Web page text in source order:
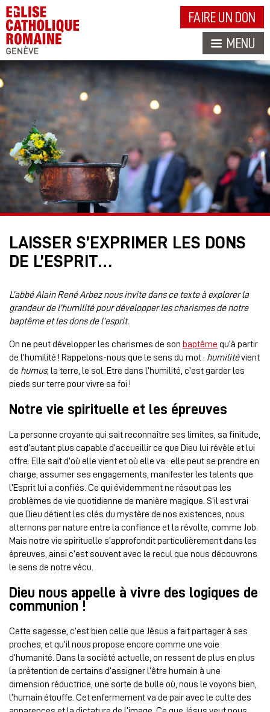
FAIRE UN DON
MENU
LAISSER S’EXPRIMER LES DONS
DE L’ESPRIT…
L’abbé Alain René Arbez nous invite dans ce texte à explorer la
grandeur de l’humilité pour développer les charismes de notre
baptême et les dons de l’esprit.
On ne peut développer les charismes de son baptême qu’à partir
de l’humilité ! Rappelons-nous que le sens du mot : humilitévient
de humus, la terre, le sol. Etre dans l’humilité, c’est garder les
pieds sur terre pour vivre sa foi !
Notre vie spirituelle et les épreuves
La personne croyante qui sait reconnaître ses limites, sa finitude,
est d’autant plus capable d’accueillir ce que Dieu lui révèle et lui
offre. Elle sait d’où elle vient et où elle va : elle peut se prendre en
charge, assumer ses engagements, manifester les talents que
l’Esprit lui a confiés. Ce qui évidemment ne résout pas les
problèmes de vie quotidienne de manière magique. S’il est vrai
que Dieu détient les clés du mystère de nos existences, nous
alternons par nature entre la confiance et la révolte, comme Job.
Mais notre vie spirituelle s’approfondit particulièrement dans les
épreuves, ainsi c’est souvent avec le recul que nous découvrons
le sens de notre vécu.
Dieu nous appelle à vivre des logiques de
communion !
Cette sagesse, c’est bien celle que Jésus a fait partager à ses
proches, et qu’il nous propose encore comme une voie
d’humanité. Dans la société actuelle, on ressent de plus en plus
la prétention de certains d’assigner l’être humain à une
dimension réductrice, une sorte de bulle où, nous le voyons bien,
l’humain étouffe. Cet enfermement va de pair avec le culte des